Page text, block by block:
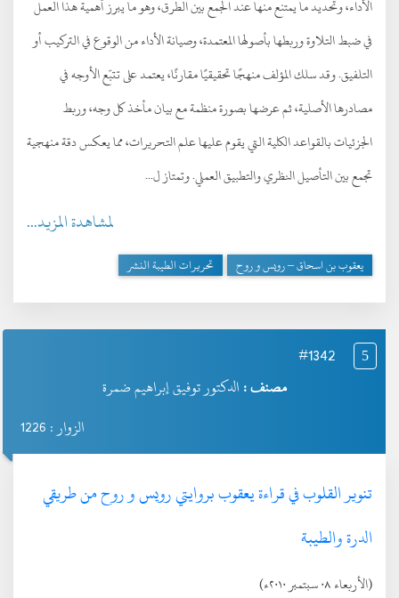
الأداء، وتحديد ما يمتنع منها عند الجمع بين الطرق، وهو ما يبرز أهمية هذا العمل
في ضبط التلاوة وربطها بأصولها المعتمدة، وصيانة الأداء من الوقوع في التركيب أو
التلفيق. وقد سلك المؤلف منهجًا تحقيقيًا مقارنًا، يعتمد على تتبّع الأوجه في
مصادرها الأصلية، ثم عرضها بصورة منظمة مع بيان مأخذ كل وجه، وربط
الجزئيات بالقواعد الكلية التي يقوم عليها علم التحريرات، مما يعكس دقة منهجية
تجمع بين التأصيل النظري والتطبيق العملي. وتمتاز ل...
لمشاهدة المزيد...
يعقوب بن اسحاق – رويس و روح تحريرات الطيبة النشر
5
#1342
مصنف : الدكتور توفيق إبراهيم ضمرة
الزوار : 1226
تنویر القلوب في قراءة یعقوب بروایتي رویس و روح من طریقي
الدرة والطیبة
(الأربعاء ٠٨ سبتمبر ٢٠١٠ء)